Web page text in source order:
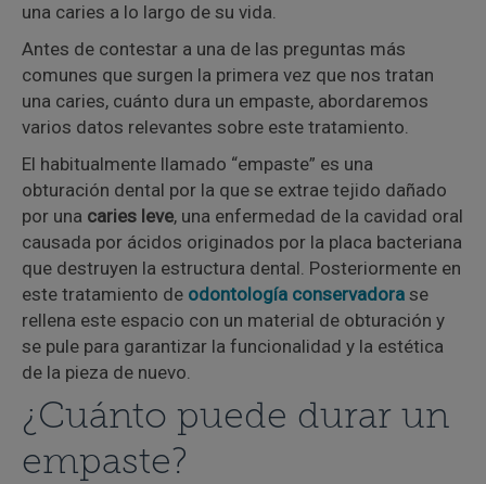
una caries a lo largo de su vida.
Antes de contestar a una de las preguntas más
comunes que surgen la primera vez que nos tratan
una caries, cuánto dura un empaste, abordaremos
varios datos relevantes sobre este tratamiento.
El habitualmente llamado “empaste” es una
obturación dental por la que se extrae tejido dañado
por una caries leve, una enfermedad de la cavidad oral
causada por ácidos originados por la placa bacteriana
que destruyen la estructura dental. Posteriormente en
este tratamiento de odontología conservadora se
rellena este espacio con un material de obturación y
se pule para garantizar la funcionalidad y la estética
de la pieza de nuevo.
¿Cuánto puede durar un
empaste?